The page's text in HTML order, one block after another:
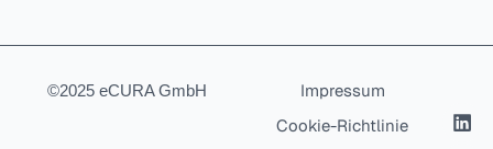
©2025 eCURA GmbH
Impressum
Cookie-Richtlinie